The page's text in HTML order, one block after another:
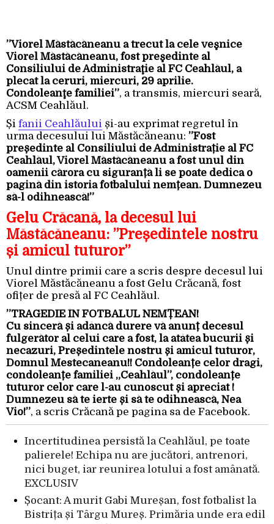
”Viorel Măstăcăneanu a trecut la cele veşnice
Viorel Măstăcăneanu, fost preşedinte al
Consiliului de Administraţie al FC Ceahlăul, a
plecat la ceruri, miercuri, 29 aprilie.
Condoleanţe familiei”, a transmis, miercuri seară,
ACSM Ceahlăul.
Și fanii Ceahlăului și-au exprimat regretul în
urma decesului lui Măstăcăneanu: ”Fost
președinte al Consiliului de Administrație al FC
Ceahlăul, Viorel Măstăcăneanu a fost unul din
oamenii cărora cu siguranță li se poate dedica o
pagină din istoria fotbalului nemțean. Dumnezeu
să-l odihnească!”
Gelu Crăcană, la decesul lui
Măstăcăneanu: ”Președintele nostru
și amicul tuturor”
Unul dintre primii care a scris despre decesul lui
Viorel Măstăcăneanu a fost Gelu Crăcană, fost
ofițer de presă al FC Ceahlăul.
”TRAGEDIE ÎN FOTBALUL NEMȚEAN!
Cu sinceră și adâncă durere vă anunț decesul
fulgerător al celui care a fost, la atâtea bucurii și
necazuri, Președintele nostru și amicul tuturor,
Domnul Mestecaneanu!! Condoleanțe celor dragi,
condoleanțe familiei „Ceahlăul”, condoleanțe
tuturor celor care l-au cunoscut și apreciat !
Dumnezeu să te ierte și să te odihnească, Nea
Vio!”, a scris Crăcană pe pagina sa de Facebook.
Incertitudinea persistă la Ceahlăul, pe toate
palierele! Echipa nu are jucători, antrenori,
nici buget, iar reunirea lotului a fost amânată.
EXCLUSIV
Șocant: A murit Gabi Mureșan, fost fotbalist la
Bistrița și Târgu Mureș. Primăria unde era edil